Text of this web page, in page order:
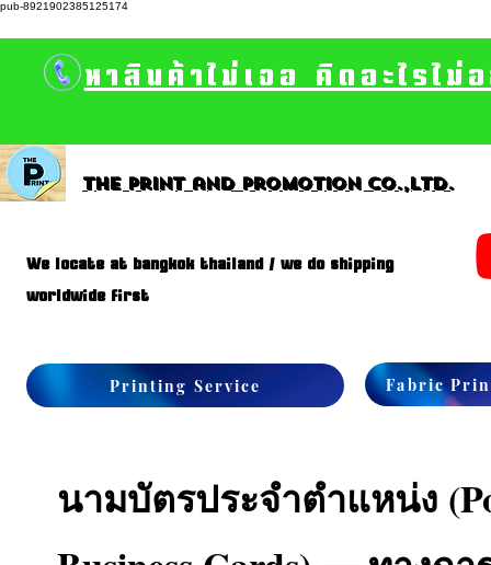
pub-8921902385125174
หาสินค้าไม่เจอ คิดอะไรไ
The print and promotion CO.,Ltd.
We locate at bangkok thailand / we do shipping
worldwide first
Printing Service Fabric
นามบัตรประจำตำแหน่ง